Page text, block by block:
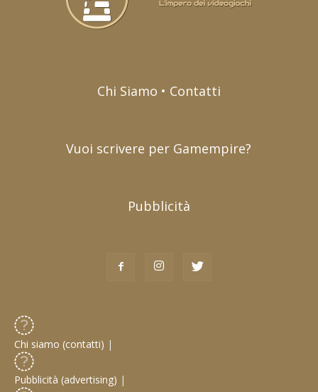
Chi Siamo • Contatti
Vuoi scrivere per Gamempire?
Pubblicità
Chi siamo (contatti) |
Pubblicità (advertising) |